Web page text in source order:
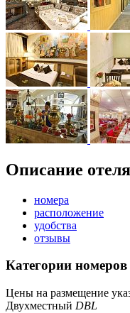
Описание
номера
расположение
удобства
отзывы
Категории
Цены на размещение
Двухместный DBL